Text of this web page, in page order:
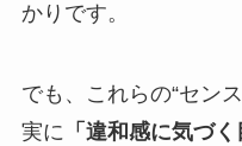
かりです。
でも、これらの“セン
実に 「違和感に気づ